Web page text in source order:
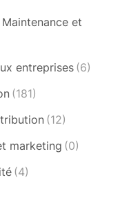
et
entreprises(6)
(181)
(12)
marketing (0)
(4)